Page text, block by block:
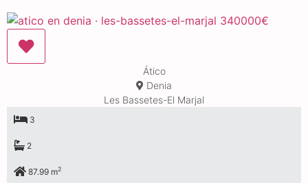
Ático
Denia
Les Bassetes-El Marjal
3
2
87.99 m2